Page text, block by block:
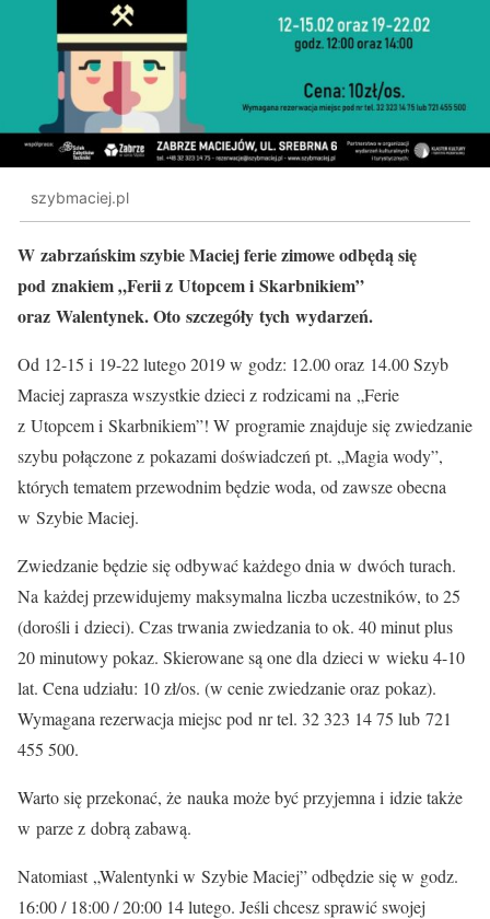
szybmaciej.pl
W zabrzańskim szybie Maciej ferie zimowe odbędą się
pod znakiem „Ferii z Utopcem i Skarbnikiem”
oraz Walentynek. Oto szczegóły tych wydarzeń.
Od 12-15 i 19-22 lutego 2019 w godz: 12.00 oraz 14.00 Szyb
Maciej zaprasza wszystkie dzieci z rodzicami na „Ferie
z Utopcem i Skarbnikiem”! W programie znajduje się zwiedzanie
szybu połączone z pokazami doświadczeń pt. „Magia wody”,
których tematem przewodnim będzie woda, od zawsze obecna
w Szybie Maciej.
Zwiedzanie będzie się odbywać każdego dnia w dwóch turach.
Na każdej przewidujemy maksymalna liczba uczestników, to 25
(dorośli i dzieci). Czas trwania zwiedzania to ok. 40 minut plus
20 minutowy pokaz. Skierowane są one dla dzieci w wieku 4-10
lat. Cena udziału: 10 zł/os. (w cenie zwiedzanie oraz pokaz).
Wymagana rezerwacja miejsc pod nr tel. 32 323 14 75 lub 721
455 500.
Warto się przekonać, że nauka może być przyjemna i idzie także
w parze z dobrą zabawą.
Natomiast „Walentynki w Szybie Maciej” odbędzie się w godz.
16:00 / 18:00 / 20:00 14 lutego. Jeśli chcesz sprawić swojej